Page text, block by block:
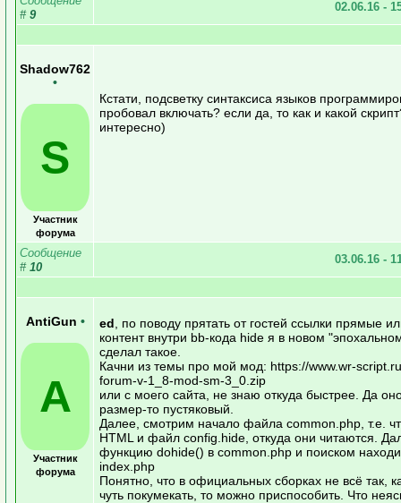
# 9
02.06.16 -
Shadow762
•
S
Участник
форума
Кстати, подсветку синтаксиса языков
пробовал включать? если да, то как и какой
интересно)
Сообщение
# 10
03.06.16 -
AntiGun •
A
Участник
форума
ed , по поводу прятать от гостей ссылки прямые
контент внутри bb-кода hide я в новом
сделал такое.
Качни из темы про мой мод: https://www.wr-
forum-v-1_8-mod-sm-3_0.zip
или с моего сайта, не знаю откуда быстрее. Да
размер-то пустяковый.
Далее, смотрим начало файла common.php, т.е.
HTML и файл config.hide, откуда они читаются.
функцию dohide() в common.php и поиском
index.php
Понятно, что в официальных сборках не всё так,
чуть покумекать, то можно приспособить. Что